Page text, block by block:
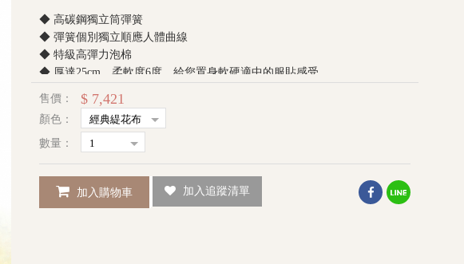
◆ 高碳鋼獨立筒彈簧
◆ 彈簧個別獨立順應人體曲線
◆ 特級高彈力泡棉
◆ 厚達25cm，柔軟度6度，給您置身軟硬適中的服貼感受
售價： $ 7,421
顏色：
數量：
加入購物車 加入追蹤清單